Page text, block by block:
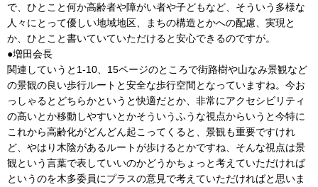
で、ひとこと何か高齢者や障がい者や子どもなど、そういう多様な
人々にとって優しい地域地区、まちの構造とかへの配慮、実現と
か、ひとこと書いていていただけると安心できるのですが。
●増田会長
関連していうと1-10、15ページのところで街路樹や山なみ景観など
の景観の良い歩行ルートと安全な歩行空間となっていますね。今お
っしゃるとどちらかというと快適だとか、非常にアクセシビリティ
の高いとか移動しやすいとかそういうふうな視点からいうと今特に
これから高齢化がどんどん起こってくると、景観も重要ですけれ
ど、やはり木陰があるルートが歩けるとかですね、そんな視点は景
観という言葉で表していいのかどうかちょっと考えていただければ
というのを木多委員にプラスの意見で考えていただければと思いま